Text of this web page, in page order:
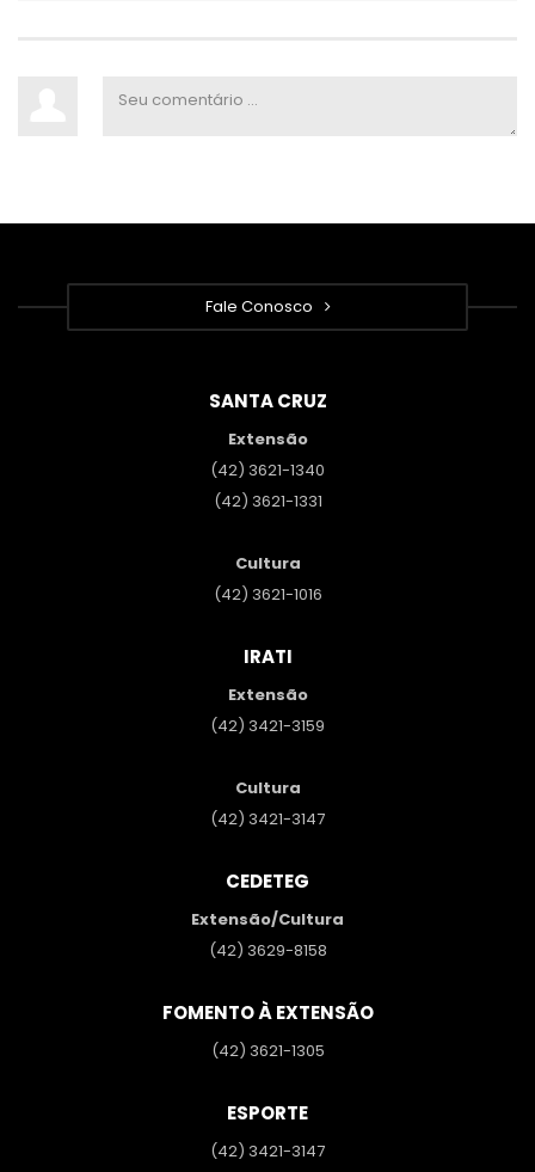
Fale Conosco
SANTA CRUZ
Extensão
(42) 3621-1340
(42) 3621-1331
Cultura
(42) 3621-1016
IRATI
Extensão
(42) 3421-3159
Cultura
(42) 3421-3147
CEDETEG
Extensão/Cultura
(42) 3629-8158
FOMENTO À EXTENSÃO
(42) 3621-1305
ESPORTE
(42) 3421-3147